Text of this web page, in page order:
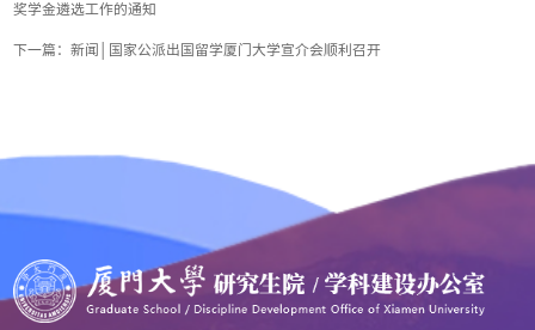
奖学金遴选工作的通知
下一篇：新闻│国家公派出国留学厦门大学宣介会顺利召开